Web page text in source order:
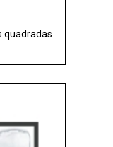
quadradas